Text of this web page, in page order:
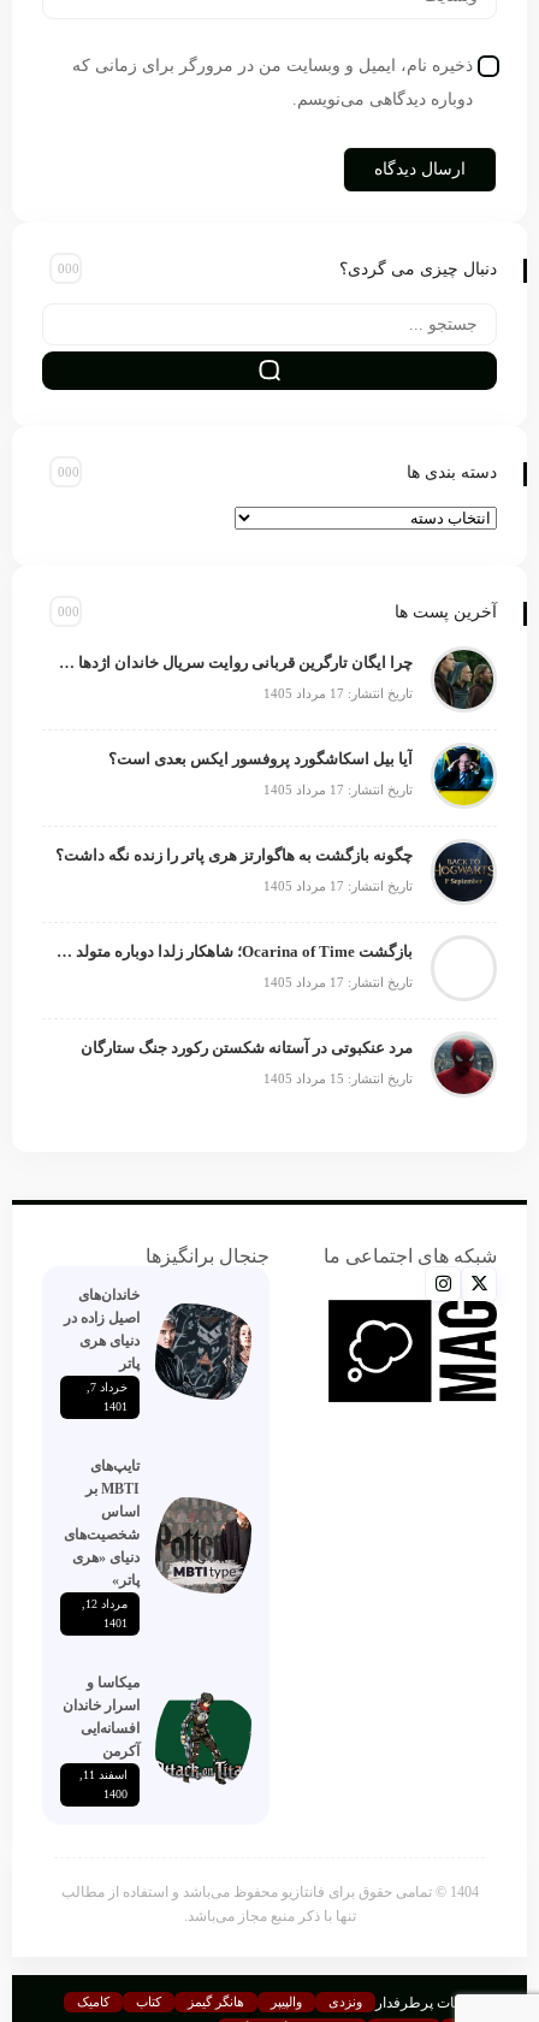
ذخیره نام، ایمیل و وبسایت من در مرورگر برای زمانی که
دوباره دیدگاهی می‌نویسم.
دنبال چیزی می گردی؟
دسته بندی ها
آخرین پست ها
چرا ایگان تارگرین قربانی روایت سریال خاندان اژدها شد؟
تاریخ انتشار: 17 مرداد 1405
آیا بیل اسکاشگورد پروفسور ایکس بعدی است؟
تاریخ انتشار: 17 مرداد 1405
چگونه بازگشت به هاگوارتز هری پاتر را زنده نگه داشت؟
تاریخ انتشار: 17 مرداد 1405
بازگشت Ocarina of Time؛ شاهکار زلدا دوباره متولد می‌شود
تاریخ انتشار: 17 مرداد 1405
مرد عنکبوتی در آستانه شکستن رکورد جنگ ستارگان
تاریخ انتشار: 15 مرداد 1405
شبکه های اجتماعی ما جنجال برانگیزها
خاندان‌های
اصیل زاده‌ در
دنیای هری
پاتر
1401
تایپ‌های
MBTI بر
اساس
شخصیت‌های
دنیای «هری
پاتر»
1401
میکاسا و
اسرار خاندان
افسانه‌ایی
آکرمن
1400
1404 © تمامی حقوق برای فانتازیو محفوظ می‌باشد و استفاده از مطالب
تنها با ذکر منبع مجاز می‌باشد.
موضوعات پرطرفدار ونزدی والپیپر هانگر گیمز کتاب
کامیک